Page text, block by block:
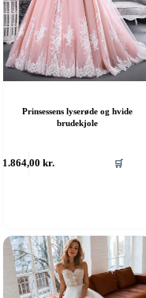
Prinsessens lyserøde og hvide
brudekjole
1.864,00kr. 🛒